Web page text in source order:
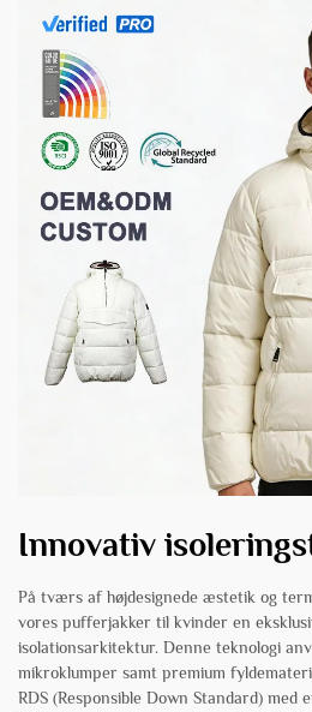
Innovativ
På tværs af højdesignede æstetik og
vores pufferjakker til kvinder en
isolationsarkitektur. Denne teknologi
mikroklumper samt premium
RDS (Responsible Down Standard)